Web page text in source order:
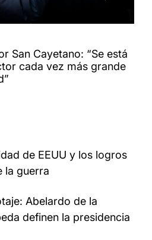
San Cayetano: “Se está
cada vez más grande
de EEUU y los logros
la guerra
Abelardo de la
definen la presidencia